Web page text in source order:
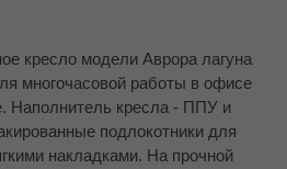
кресло модели Аврора лагуна
многочасовой работы в офисе
Наполнитель кресла - ППУ и
подлокотники для
накладками. На прочной